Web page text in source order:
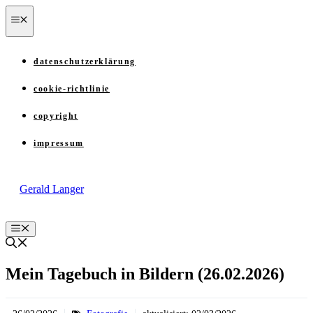
Zum
Inhalt
springen
datenschutzerklärung
cookie-richtlinie
copyright
impressum
Gerald Langer
Menü
Mein Tagebuch in Bildern (26.02.2026)